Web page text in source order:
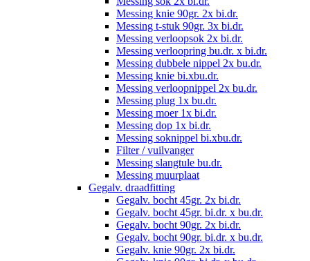
Messing knie 90gr. 2x bi.dr.
Messing t-stuk 90gr. 3x bi.dr.
Messing verloopsok 2x bi.dr.
Messing verloopring bu.dr. x bi.dr.
Messing dubbele nippel 2x bu.dr.
Messing knie bi.xbu.dr.
Messing verloopnippel 2x bu.dr.
Messing plug 1x bu.dr.
Messing moer 1x bi.dr.
Messing dop 1x bi.dr.
Messing soknippel bi.xbu.dr.
Filter / vuilvanger
Messing slangtule bu.dr.
Messing muurplaat
Gegalv. draadfitting
Gegalv. bocht 45gr. 2x bi.dr.
Gegalv. bocht 45gr. bi.dr. x bu.dr.
Gegalv. bocht 90gr. 2x bi.dr.
Gegalv. bocht 90gr. bi.dr. x bu.dr.
Gegalv. knie 90gr. 2x bi.dr.